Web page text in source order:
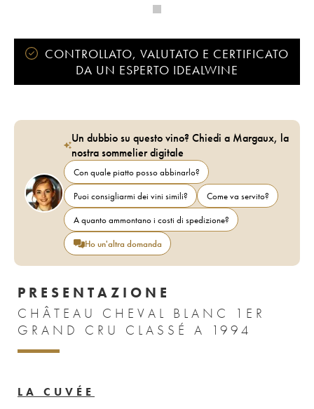
CONTROLLATO, VALUTATO E CERTIFICATO
DA UN ESPERTO IDEALWINE
Un dubbio su questo vino? Chiedi a Margaux, la
nostra sommelier digitale
Con quale piatto posso abbinarlo?
Puoi consigliarmi dei vini simili?
Come va servito?
A quanto ammontano i costi di spedizione?
Ho un'altra domanda
PRESENTAZIONE
CHÂTEAU CHEVAL BLANC 1ER
GRAND CRU CLASSÉ A 1994
LA CUVÉE